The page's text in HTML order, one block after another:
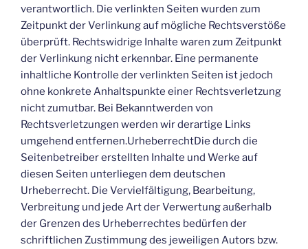
verantwortlich. Die verlinkten Seiten wurden zum
Zeitpunkt der Verlinkung auf mögliche Rechtsverstöße
überprüft. Rechtswidrige Inhalte waren zum Zeitpunkt
der Verlinkung nicht erkennbar. Eine permanente
inhaltliche Kontrolle der verlinkten Seiten ist jedoch
ohne konkrete Anhaltspunkte einer Rechtsverletzung
nicht zumutbar. Bei Bekanntwerden von
Rechtsverletzungen werden wir derartige Links
umgehend entfernen.UrheberrechtDie durch die
Seitenbetreiber erstellten Inhalte und Werke auf
diesen Seiten unterliegen dem deutschen
Urheberrecht. Die Vervielfältigung, Bearbeitung,
Verbreitung und jede Art der Verwertung außerhalb
der Grenzen des Urheberrechtes bedürfen der
schriftlichen Zustimmung des jeweiligen Autors bzw.